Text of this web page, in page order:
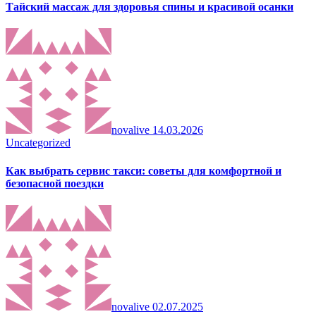
Тайский массаж для здоровья спины и красивой осанки
novalive 14.03.2026
Uncategorized
Как выбрать сервис такси: советы для комфортной и
безопасной поездки
novalive 02.07.2025